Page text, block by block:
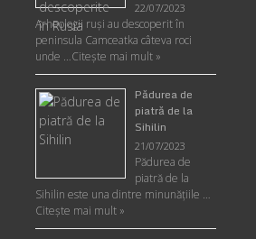
22/07/2023
Arheologii ruşi au descoperit în
peninsula Camceatka câteva roci
unde …Citește mai mult »
Pădurea de
piatră de la
Sihilin
21/07/2023
Pădurea de
piatră de la
Sihilin este una dintre minunăţiile …
Citește mai mult »